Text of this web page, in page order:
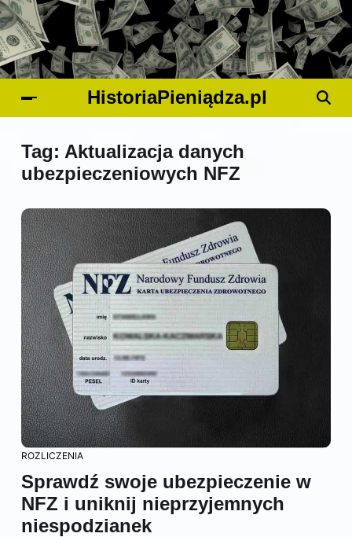
HistoriaPieniądza.pl
Tag: Aktualizacja danych
ubezpieczeniowych NFZ
ROZLICZENIA
Sprawdź swoje ubezpieczenie w
NFZ i uniknij nieprzyjemnych
niespodzianek